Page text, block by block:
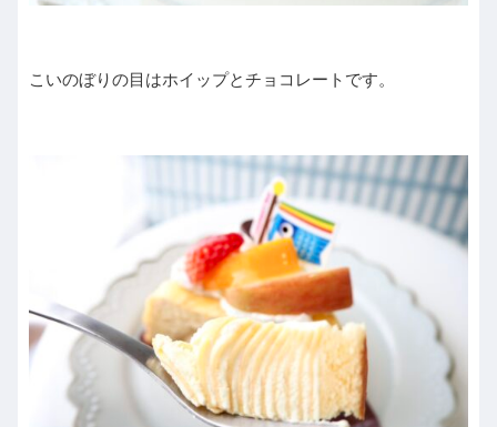
こいのぼりの目はホイップとチョコレートです。